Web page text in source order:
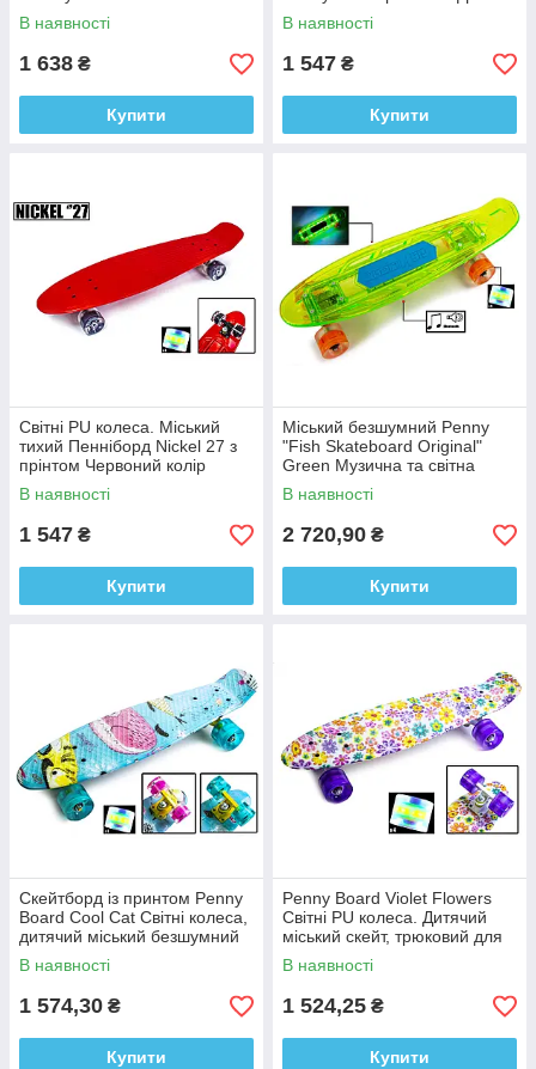
колеса.Трюковий,
Безшумний, Торцевий вигин
В наявності
1 638 ₴
Купити
(Double Kick) колеса що
світяться
В наявності
1 547 ₴
Купити
Cвітні PU колеса. Міський
тихий Пенніборд Nickel 27 з
прінтом Червоний колір
трюковий
В наявності
1 547 ₴
Купити
Міський безшумний Penny
"Fish Skateboard Original"
Green Музична та світна
дека, Багатофункціональний
В наявності
2 720,90 ₴
Купити
Скейтборд із принтом Penny
Board Cool Cat Світні колеса,
дитячий міський безшумний
трюковий
В наявності
1 574,30 ₴
Купити
Penny Board Violet Flowers
Світні PU колеса. Дитячий
міський скейт, трюковий для
підлітків, легкий та прочный
В наявності
1 524,25 ₴
Купити